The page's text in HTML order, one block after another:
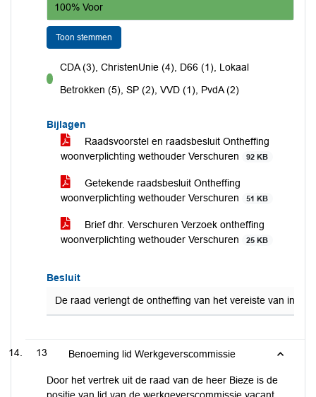
100% Voor
Toon stemmen
voor
CDA (3), ChristenUnie (4), D66 (1), Lokaal
Betrokken (5), SP (2), VVD (1), PvdA (2)
Bijlagen
Raadsvoorstel en raadsbesluit Ontheffing
woonverplichting wethouder Verschuren
92 KB
Getekende raadsbesluit Ontheffing
woonverplichting wethouder Verschuren
51 KB
Brief dhr. Verschuren Verzoek ontheffing
woonverplichting wethouder Verschuren
25 KB
Besluit
De raad verlengt de ontheffing van het vereiste van
13 Benoeming lid Werkgeverscommissie
Door het vertrek uit de raad van de heer Bieze is de